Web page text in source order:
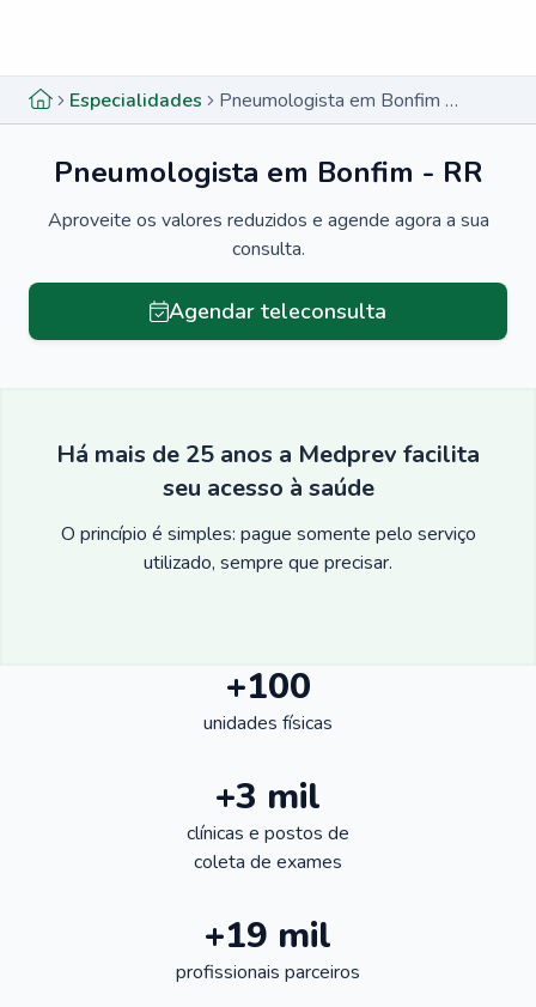
Especialidades Pneumologista em Bonfim - RR
Pneumologista em Bonfim - RR
Aproveite os valores reduzidos e agende agora a sua
consulta.
Agendar teleconsulta
Há mais de 25 anos a Medprev facilita
seu acesso à saúde
O princípio é simples: pague somente pelo serviço
utilizado, sempre que precisar.
+100
unidades físicas
+3 mil
clínicas e postos de
coleta de exames
+19 mil
profissionais parceiros